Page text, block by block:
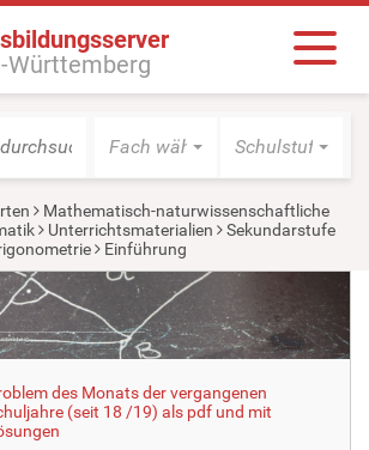
Württemberg
Fach wählen Schulstufe
Mathematisch-naturwissenschaftliche
Unterrichtsmaterialien
Sekundarstufe
Einführung
des Monats der vergangenen
(seit 18 /19) als pdf und mit